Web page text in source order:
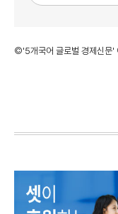
©'5개국어 글로벌 경제신문'